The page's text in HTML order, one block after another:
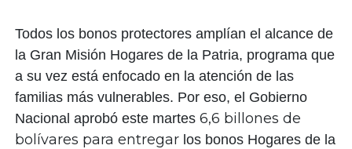
Todos los bonos protectores amplían el alcance de
la Gran Misión Hogares de la Patria, programa que
a su vez está enfocado en la atención de las
familias más vulnerables. Por eso, el Gobierno
Nacional aprobó este martes6,6 billones de
bolívares para entregarlos bonos Hogares de la